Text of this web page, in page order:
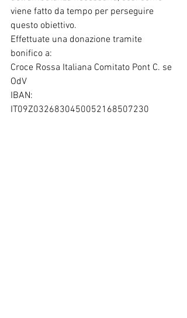
viene fatto da tempo per perseguire
questo obiettivo.
Effettuate una donazione tramite
bonifico a:
Croce Rossa Italiana Comitato Pont C. se
OdV
IBAN:
IT09Z0326830450052168507230